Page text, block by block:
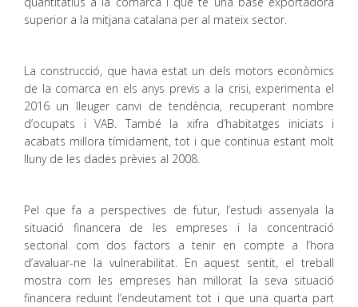
superior a la mitjana catalana per al mateix sector.
La construcció, que havia estat un dels motors econòmics
de la comarca en els anys previs a la crisi, experimenta el
2016 un lleuger canvi de tendència, recuperant nombre
d’ocupats i VAB. També la xifra d’habitatges iniciats i
acabats millora tímidament, tot i que continua estant molt
lluny de les dades prèvies al 2008.
Pel que fa a perspectives de futur, l’estudi assenyala la
situació financera de les empreses i la concentració
sectorial com dos factors a tenir en compte a l’hora
d’avaluar-ne la vulnerabilitat. En aquest sentit, el treball
mostra com les empreses han millorat la seva situació
financera reduint l’endeutament tot i que una quarta part